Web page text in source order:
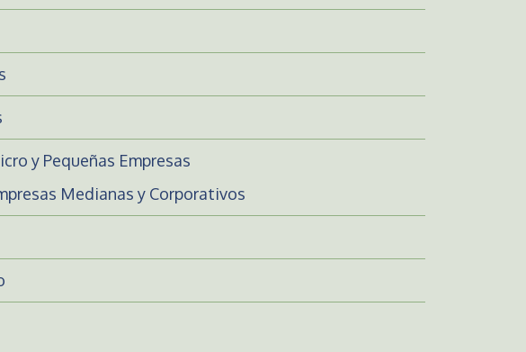
y Pequeñas Empresas
Medianas y Corporativos